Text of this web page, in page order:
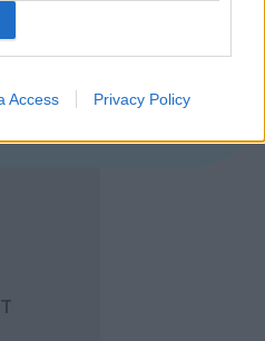
Access Privacy Policy
στο Google
να
τα νέα άρθρα!